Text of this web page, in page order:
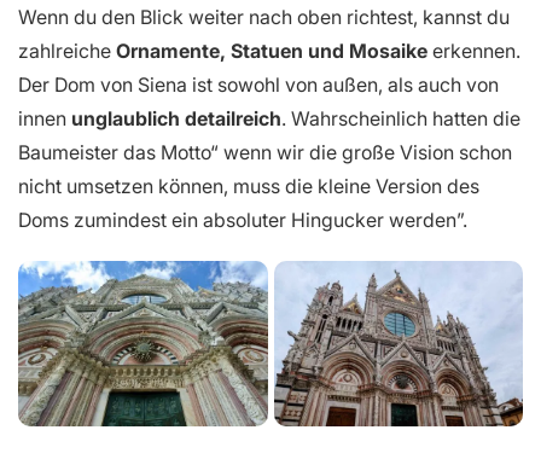
Wenn du den Blick weiter nach oben richtest, kannst du
zahlreiche Ornamente, Statuen und Mosaike erkennen.
Der Dom von Siena ist sowohl von außen, als auch von
innen unglaublich detailreich. Wahrscheinlich hatten die
Baumeister das Motto“ wenn wir die große Vision schon
nicht umsetzen können, muss die kleine Version des
Doms zumindest ein absoluter Hingucker werden”.